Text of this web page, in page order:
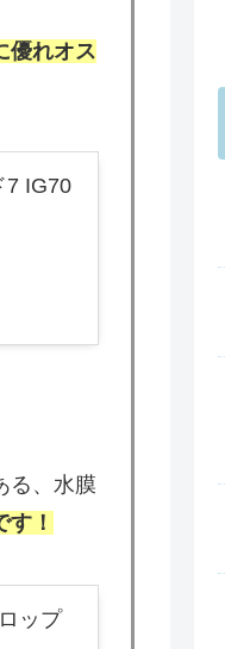
優れオス
7 IG70
る、水膜
！
ップ